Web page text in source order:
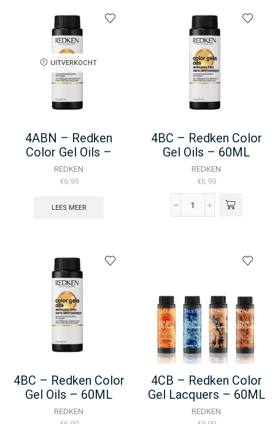
Gel
Oils
-
60ML
aantal
UITVERKOCHT
4ABN – Redken
Color Gel Oils –
60ML
REDKEN
€6.99
LEES MEER
4BC – Redken Color
Gel Oils – 60ML
REDKEN
€6.99
4BC
aantal
4BC – Redken Color
Gel Oils – 60ML
REDKEN
4CB – Redken Color
Gel Lacquers – 60ML
REDKEN